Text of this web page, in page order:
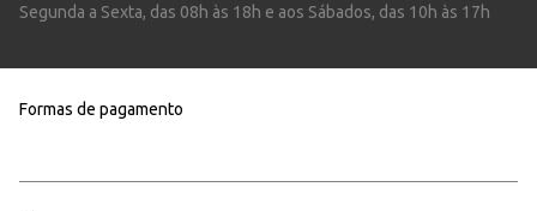
Segunda a Sexta, das 08h às 18h e aos Sábados, das 10h às 17h
Formas de pagamento